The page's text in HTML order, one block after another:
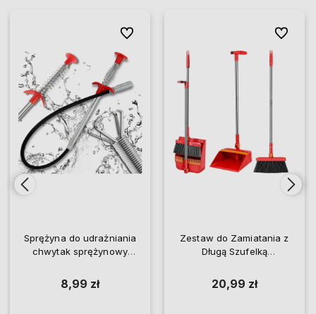
Sprężyna do udrażniania
chwytak sprężynowy
3 m
8,99 zł
Do ulubionych
Do ulubionych
Zestaw do Zamiatania z
Długą Szufelką
Czerwona
20,99 zł
Do
Do